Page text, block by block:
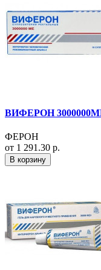
ВИФЕРОН
ФЕРОН
от 1 291.30 р.
В корзину